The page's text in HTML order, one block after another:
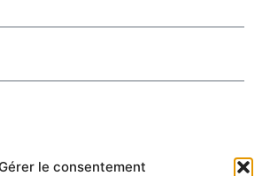
le consentement